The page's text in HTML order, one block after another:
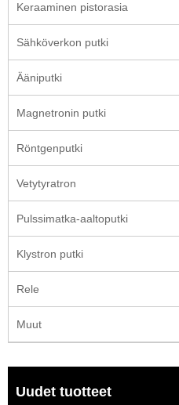
Keraaminen pistorasia
Sähköverkon putki
Ääniputki
Magnetronin putki
Röntgenputki
Vetytyratron
Pulssimatka-aaltoputki
Klystron putki
Rele
Muut
Uudet tuotteet